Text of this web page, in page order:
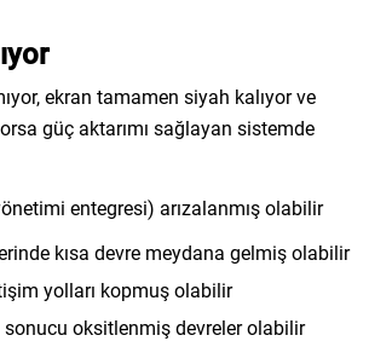
ekran tamamen siyah kalıyor ve
güç aktarımı sağlayan sistemde
entegresi) arızalanmış olabilir
kısa devre meydana gelmiş olabilir
yolları kopmuş olabilir
sonucu oksitlenmiş devreler olabilir